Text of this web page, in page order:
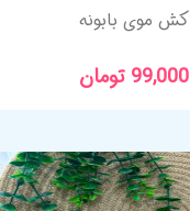
کش موی بابونه
99,000 تومان